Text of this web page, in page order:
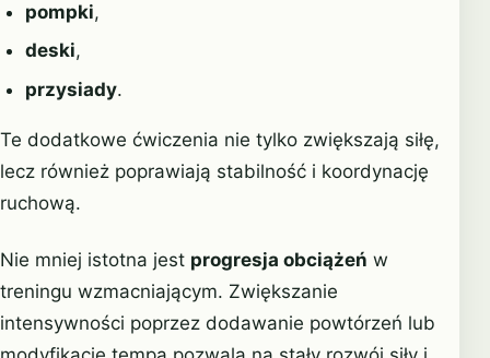
pompki,
deski,
przysiady.
Te dodatkowe ćwiczenia nie tylko zwiększają siłę,
lecz również poprawiają stabilność i koordynację
ruchową.
Nie mniej istotna jest progresja obciążeń w
treningu wzmacniającym. Zwiększanie
intensywności poprzez dodawanie powtórzeń lub